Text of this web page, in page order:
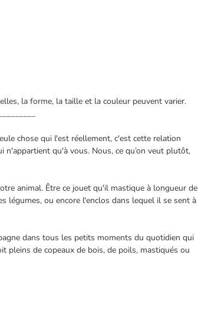
la forme, la taille et la couleur peuvent varier.
chose qui l'est réellement, c'est cette relation
n'appartient qu'à vous. Nous, ce qu’on veut plutôt,
animal. Être ce jouet qu'il mastique à longueur de
légumes, ou encore l'enclos dans lequel il se sent à
dans tous les petits moments du quotidien qui
pleins de copeaux de bois, de poils, mastiqués ou